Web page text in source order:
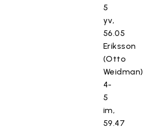
5
yv,
56.05
Eriksson
(Otto
Weidman)
4-
5
im,
59.47